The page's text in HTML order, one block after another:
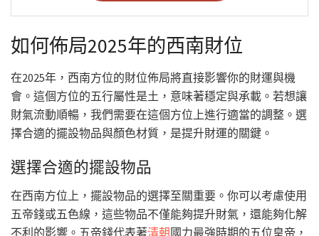
如何佈局2025年的西南財位
在2025年，西南方位的財位佈局將直接影響你的財運與機
會。這個方位的五行屬性是土，意味著穩定與承載。若想讓
財氣流動順暢，我們需要在這個方位上進行適當的調整。選
擇合適的擺設物品與顏色材質，是提升財運的關鍵。
選擇合適的擺設物品
在西南方位上，擺設物品的選擇至關重要。你可以考慮使用
五帝錢或五色線，這些物品不僅能夠提升財氣，還能夠化解
不利的影響。五帝錢代表著清朝國力最強時期的五位皇帝，